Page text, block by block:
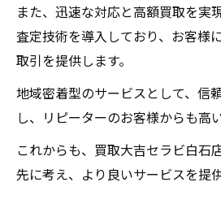
また、迅速な対応と高額買取を実
査定技術を導入しており、お客様
取引を提供します。
地域密着型のサービスとして、信
し、リピーターのお客様からも高
これからも、買取大吉セラビ白石
先に考え、より良いサービスを提